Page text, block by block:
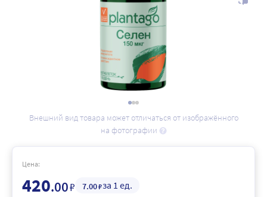
Внешний вид товара может отличаться от изображённого
на фотографии
Цена:
420.00₽ 7.00₽за 1 ед.